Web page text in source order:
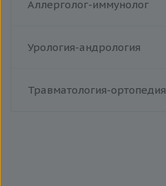
Аллерголог-иммунолог
Урология-андрология
Травматология-ортопедия